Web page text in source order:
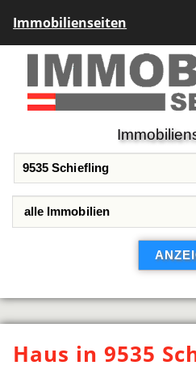
Immobilienseiten
Haus in 9535